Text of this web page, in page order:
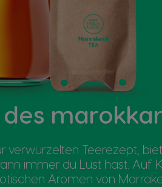
verwurzelten Teerezept,
immer du Lust hast. Auf
Aromen von